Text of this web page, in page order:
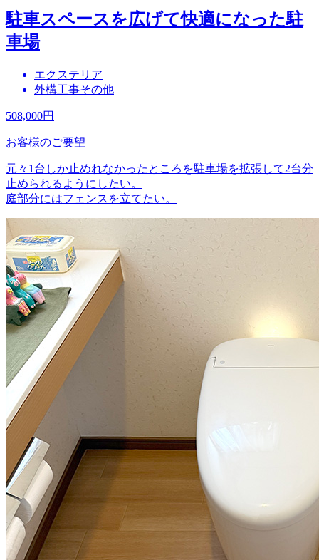
駐車スペースを広げて快適になった駐
車場
エクステリア
外構工事その他
508,000円
お客様のご要望
元々1台しか止めれなかったところを駐車場を拡張して2台分
止められるようにしたい。
庭部分にはフェンスを立てたい。